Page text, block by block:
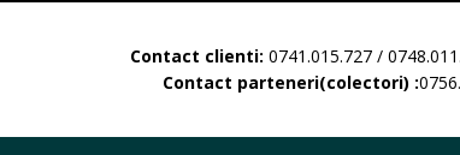
Contact clienti: 0741.015.727 /
Contact parteneri(colectori) :